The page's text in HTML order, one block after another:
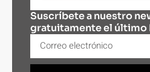
Suscríbete a nuestro
gratuitamente el último